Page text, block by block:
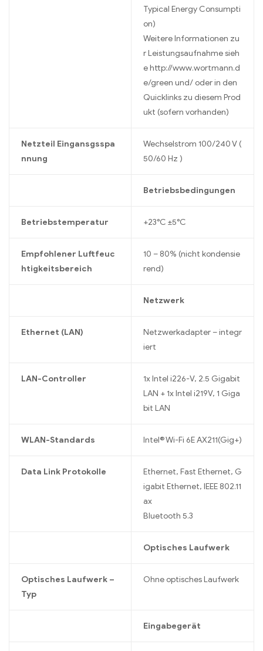
Typical Energy Consumpti
on)
Weitere Informationen zu
r Leistungsaufnahme sieh
e http://www.wortmann.d
e/green und/ oder in den
Quicklinks zu diesem Prod
ukt (sofern vorhanden)
Netzteil Eingansgsspa
nnung
Wechselstrom 100/240 V (
50/60 Hz )
Betriebsbedingungen
Betriebstemperatur +23°C ±5°C
Empfohlener Luftfeuc
htigkeitsbereich
10 – 80% (nicht kondensie
rend)
Netzwerk
Ethernet (LAN)
Netzwerkadapter – integr
iert
LAN-Controller
1x Intel i226-V, 2.5 Gigabit
LAN + 1x Intel i219V, 1 Giga
bit LAN
WLAN-Standards Intel® Wi-Fi 6E AX211(Gig+)
Data Link Protokolle
Ethernet, Fast Ethernet, G
igabit Ethernet, IEEE 802.11
ax
Bluetooth 5.3
Optisches Laufwerk
Optisches Laufwerk –
Typ
Ohne optisches Laufwerk
Eingabegerät